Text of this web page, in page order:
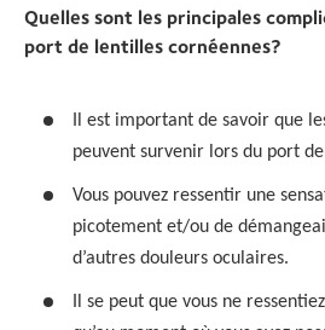
Quelles sont les principales
port de lentilles cornéennes?
Il est important de savoir que
peuvent survenir lors du port
Vous pouvez ressentir une
picotement et/ou de
d’autres douleurs oculaires.
Il se peut que vous ne